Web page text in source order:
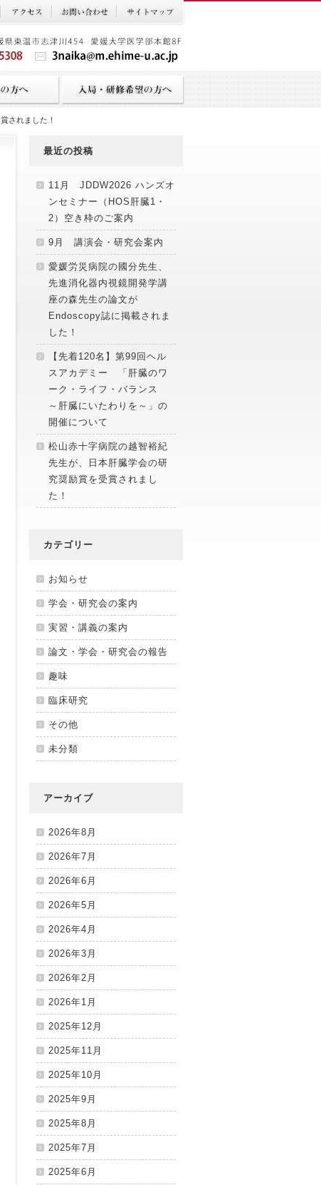
されました！
最近の投稿
11月 JDDW2026 ハンズオ
ンセミナー（HOS肝臓1・
2）空き枠のご案内
9月 講演会・研究会案内
愛媛労災病院の國分先生、
先進消化器内視鏡開発学講
座の森先生の論文が
Endoscopy誌に掲載されま
した！
【先着120名】第99回ヘル
スアカデミー 「肝臓のワ
ーク・ライフ・バランス
～肝臓にいたわりを～」の
開催について
松山赤十字病院の越智裕紀
先生が、日本肝臓学会の研
究奨励賞を受賞されまし
た！
カテゴリー
お知らせ
学会・研究会の案内
実習・講義の案内
論文・学会・研究会の報告
趣味
臨床研究
その他
未分類
アーカイブ
2026年8月
2026年7月
2026年6月
2026年5月
2026年4月
2026年3月
2026年2月
2026年1月
2025年12月
2025年11月
2025年10月
2025年9月
2025年8月
2025年7月
2025年6月